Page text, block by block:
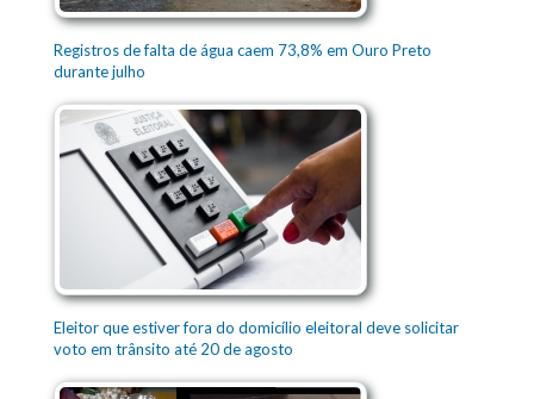
Registros de falta de água caem 73,8% em Ouro Preto
durante julho
Eleitor que estiver fora do domicílio eleitoral deve solicitar
voto em trânsito até 20 de agosto